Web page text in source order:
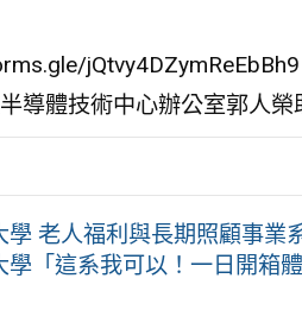
jQtvy4DZymReEbBh9
導體技術中心辦公室郭人
學 老人福利與長期照顧事業
學「這系我可以！一日開箱體